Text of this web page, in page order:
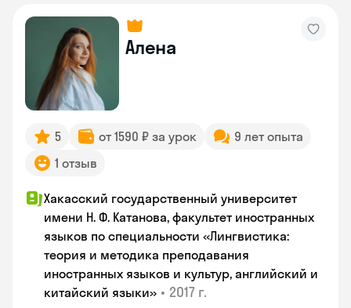
Алена
5 от 1590 ₽ за урок
9 лет опыта
1 отзыв
Хакасский государственный университет
имени Н. Ф. Катанова, факультет иностранных
языков по специальности «Лингвистика:
теория и методика преподавания
иностранных языков и культур, английский и
китайский языки» • 2017 г.